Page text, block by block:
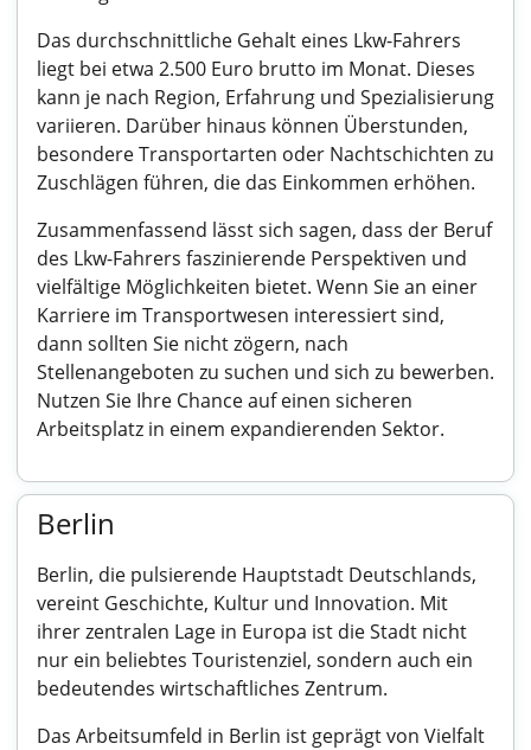
Das durchschnittliche Gehalt eines Lkw-Fahrers
liegt bei etwa 2.500 Euro brutto im Monat. Dieses
kann je nach Region, Erfahrung und Spezialisierung
variieren. Darüber hinaus können Überstunden,
besondere Transportarten oder Nachtschichten zu
Zuschlägen führen, die das Einkommen erhöhen.
Zusammenfassend lässt sich sagen, dass der Beruf
des Lkw-Fahrers faszinierende Perspektiven und
vielfältige Möglichkeiten bietet. Wenn Sie an einer
Karriere im Transportwesen interessiert sind,
dann sollten Sie nicht zögern, nach
Stellenangeboten zu suchen und sich zu bewerben.
Nutzen Sie Ihre Chance auf einen sicheren
Arbeitsplatz in einem expandierenden Sektor.
Berlin
Berlin, die pulsierende Hauptstadt Deutschlands,
vereint Geschichte, Kultur und Innovation. Mit
ihrer zentralen Lage in Europa ist die Stadt nicht
nur ein beliebtes Touristenziel, sondern auch ein
bedeutendes wirtschaftliches Zentrum.
Das Arbeitsumfeld in Berlin ist geprägt von Vielfalt